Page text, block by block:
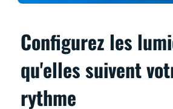
Configurez les
qu'elles suivent
rythme